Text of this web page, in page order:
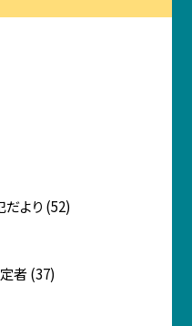
だより (52)
者(37)